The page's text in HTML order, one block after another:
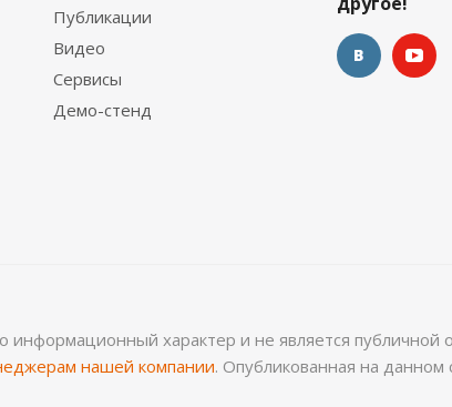
Публикации
Видео
Сервисы
Демо-стенд
информационный характер и не является
нашей компании. Опубликованная на